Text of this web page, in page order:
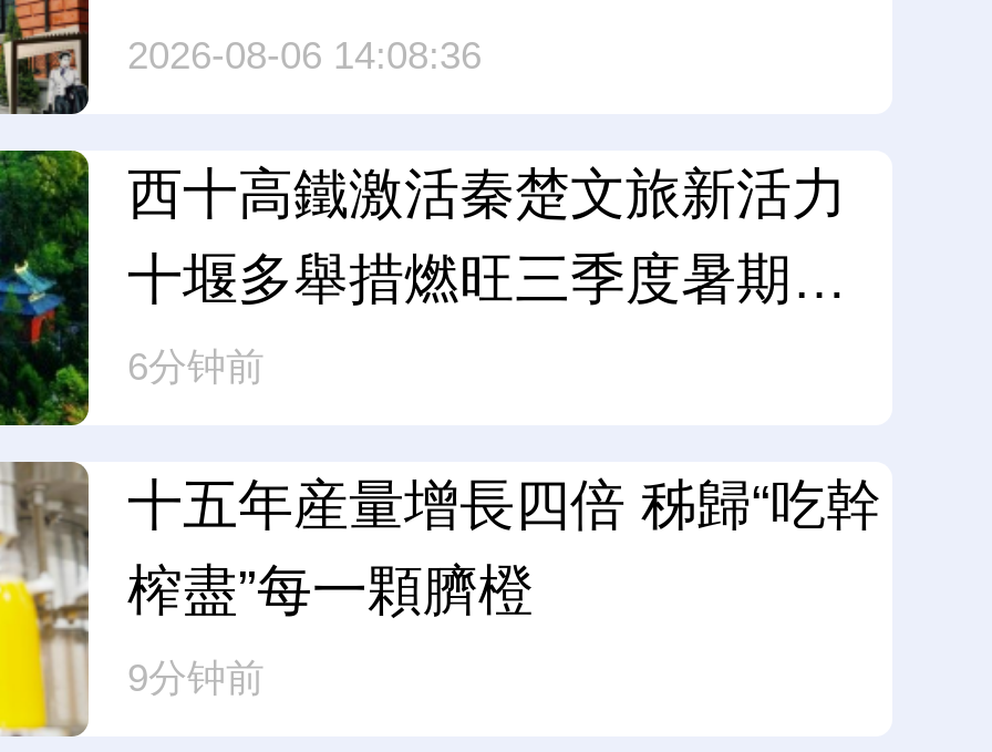
1927》啟幕
2026-08-06 14:08:36
西十高鐵激活秦楚文旅新活力
十堰多舉措燃旺三季度暑期消
費
6分钟前
十五年産量增長四倍 秭歸“吃幹
榨盡”每一顆臍橙
9分钟前